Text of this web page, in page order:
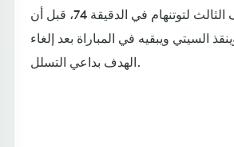
وأضاف كين الهدف الثالث لتوتنهام في الدقيقة 74، قبل أن
السيتي ويبقيه في المباراة بعد إلغاء
الهدف بداعي التسلل.